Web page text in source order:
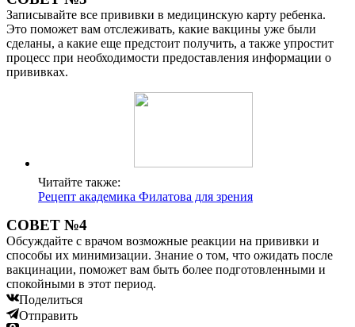
Записывайте все прививки в медицинскую карту ребенка.
Это поможет вам отслеживать, какие вакцины уже были
сделаны, а какие еще предстоит получить, а также упростит
процесс при необходимости предоставления информации о
прививках.
Читайте также:
Рецепт академика Филатова для зрения
СОВЕТ №4
Обсуждайте с врачом возможные реакции на прививки и
способы их минимизации. Знание о том, что ожидать после
вакцинации, поможет вам быть более подготовленными и
спокойными в этот период.
Поделиться
Отправить